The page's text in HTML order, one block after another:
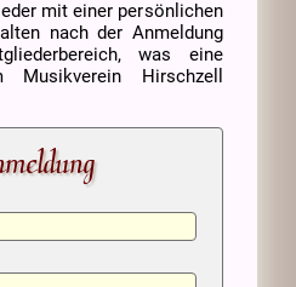
mit einer persönlichen
nach der Anmeldung
was eine
Musikverein Hirschzell